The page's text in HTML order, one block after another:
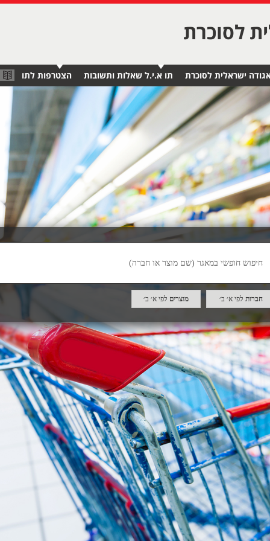
לסוכרת
ישראלית לסוכרת תו א.י.ל שאלות ותשובות הצטרפות לתו
חברות לפי א׳ ב׳ מוצרים לפי א׳ ב׳